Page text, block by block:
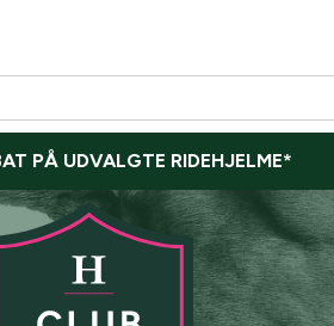
PÅ UDVALGTE RIDEHJELME*